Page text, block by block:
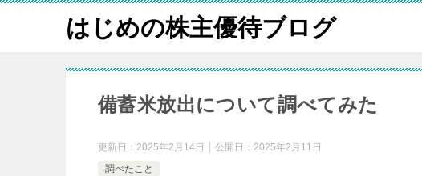
はじめの株主優待ブログ
備蓄米放出について調べてみた
更新日： 2025年2月14日 公開日： 2025年2月11日
調べたこと